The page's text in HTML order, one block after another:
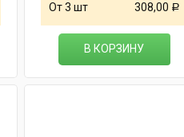
От 3 шт 308,00 Р
В КОРЗИНУ